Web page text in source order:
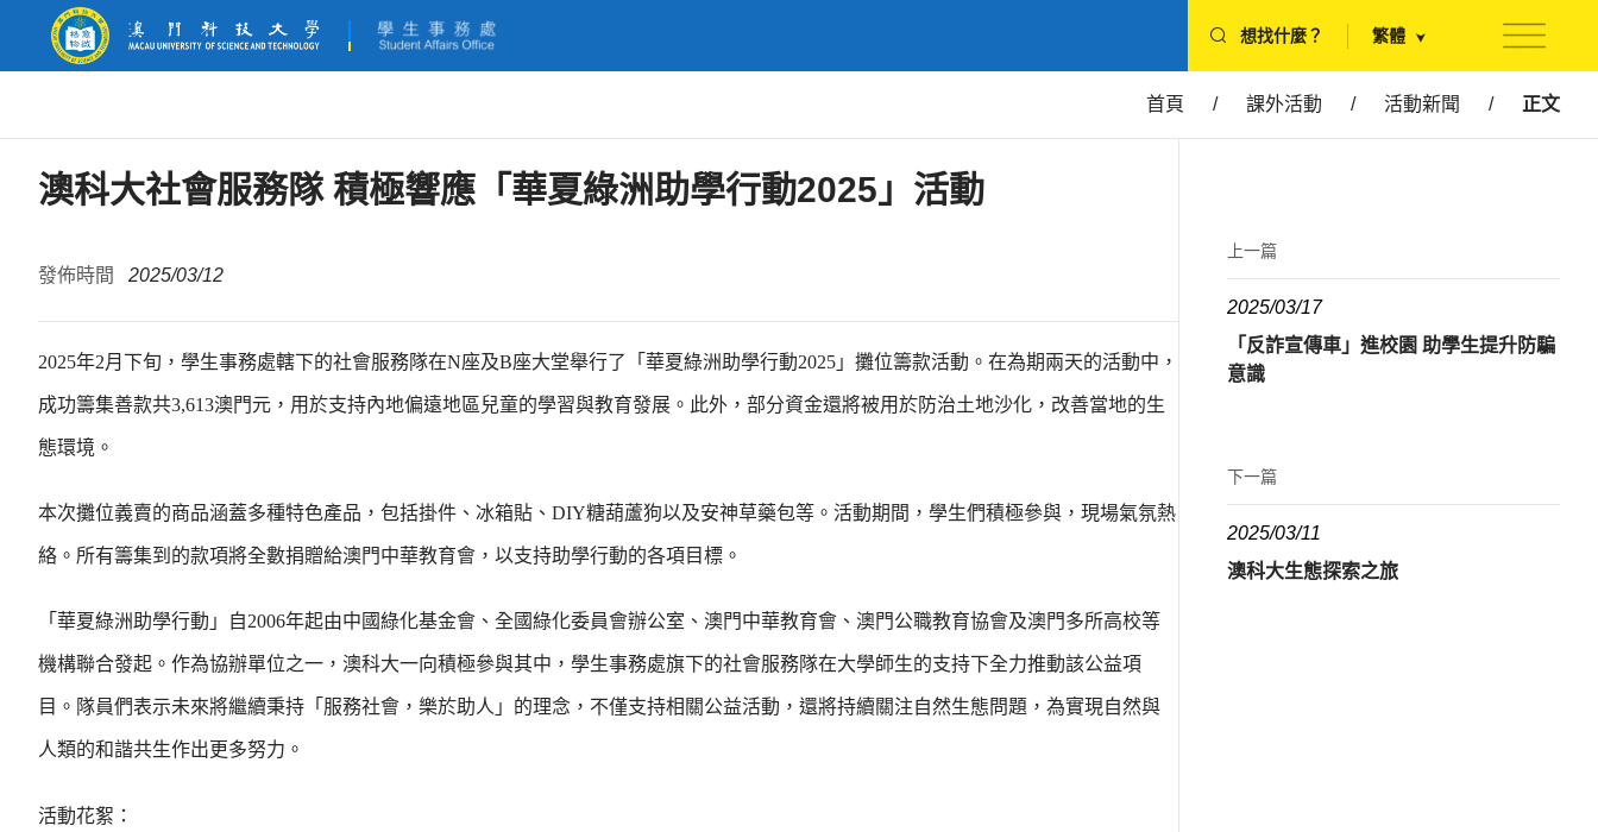
想找什麼？ 繁體
首頁 / 課外活動 / 活動新聞 / 正文
澳科大社會服務隊 積極響應「華夏綠洲助學行動2025」活動
發佈時間 2025/03/12
2025年2月下旬，學生事務處轄下的社會服務隊在N座及B座大堂舉行了「華夏綠洲助學行動2025」攤位籌款活動。在為期兩天的活動中，
成功籌集善款共3,613澳門元，用於支持內地偏遠地區兒童的學習與教育發展。此外，部分資金還將被用於防治土地沙化，改善當地的生
態環境。
本次攤位義賣的商品涵蓋多種特色產品，包括掛件、冰箱貼、DIY糖葫蘆狗以及安神草藥包等。活動期間，學生們積極參與，現場氣氛熱
絡。所有籌集到的款項將全數捐贈給澳門中華教育會，以支持助學行動的各項目標。
「華夏綠洲助學行動」自2006年起由中國綠化基金會、全國綠化委員會辦公室、澳門中華教育會、澳門公職教育協會及澳門多所高校等
機構聯合發起。作為協辦單位之一，澳科大一向積極參與其中，學生事務處旗下的社會服務隊在大學師生的支持下全力推動該公益項
目。隊員們表示未來將繼續秉持「服務社會，樂於助人」的理念，不僅支持相關公益活動，還將持續關注自然生態問題，為實現自然與
人類的和諧共生作出更多努力。
活動花絮：
上一篇
2025/03/17
「反詐宣傳車」進校園 助學生提升防騙
意識
下一篇
2025/03/11
澳科大生態探索之旅